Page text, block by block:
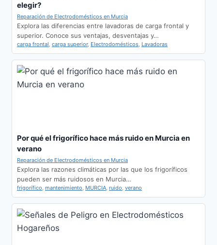
elegir?
Reparación de Electrodomésticos en Murcia
Explora las diferencias entre lavadoras de carga frontal y
superior. Conoce sus ventajas, desventajas y…
carga frontal, carga superior, Electrodomésticos, Lavadoras
Por qué el frigorífico hace más ruido en Murcia en
verano
Reparación de Electrodomésticos en Murcia
Explora las razones climáticas por las que los frigoríficos
pueden ser más ruidosos en Murcia…
frigorífico, mantenimiento, MURCIA, ruido, verano